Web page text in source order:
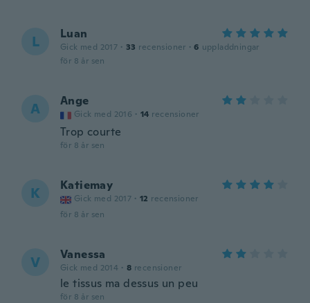
L Luan
Gick med 2017 · 33 recensioner · 6 uppladdningar
för 8 år sen
A Ange
Gick med 2016 · 14 recensioner
Trop courte
för 8 år sen
K Katiemay
Gick med 2017 · 12 recensioner
för 8 år sen
V Vanessa
Gick med 2014 · 8 recensioner
le tissus ma dessus un peu
för 8 år sen